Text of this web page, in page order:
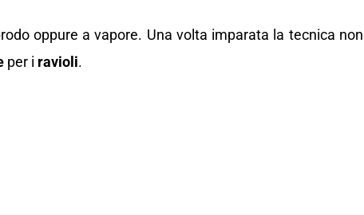
oppure a vapore. Una volta imparata la tecnica non
per i ravioli.